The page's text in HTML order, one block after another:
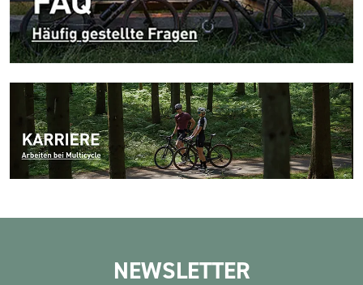
NEWSLETTER